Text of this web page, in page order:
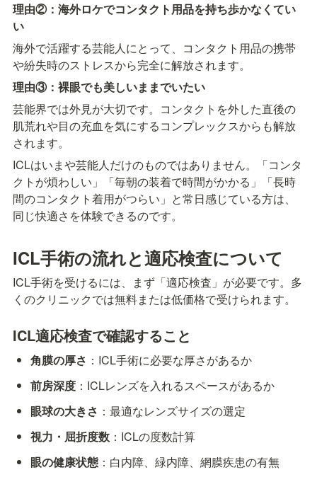
理由②：海外ロケでコンタクト用品を持ち歩かなくてい
い
海外で活躍する芸能人にとって、コンタクト用品の携帯
や紛失時のストレスから完全に解放されます。
理由③：裸眼でも美しいままでいたい
芸能界では外見が大切です。コンタクトを外した直後の
肌荒れや目の充血を気にするコンプレックスからも解放
されます。
ICLはいまや芸能人だけのものではありません。「コンタ
クトが煩わしい」「毎朝の装着で時間がかかる」「長時
間のコンタクト着用がつらい」と常日感じている方は、
同じ快適さを体験できるのです。
ICL手術の流れと適応検査について
ICL手術を受けるには、まず「適応検査」が必要です。多
くのクリニックでは無料または低価格で受けられます。
ICL適応検査で確認すること
角膜の厚さ ：ICL手術に必要な厚さがあるか
前房深度 ：ICLレンズを入れるスペースがあるか
眼球の大きさ ：最適なレンズサイズの選定
視力・屈折度数 ：ICLの度数計算
眼の健康状態 ：白内障、緑内障、網膜疾患の有無